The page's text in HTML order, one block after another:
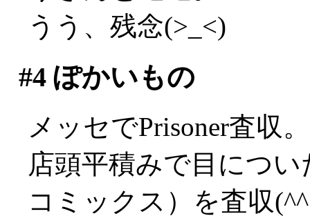
うう、残念(>_<)
#4ぽかいもの
メッセでPrisoner査収
店頭平積みで目につ
コミックス）を査収